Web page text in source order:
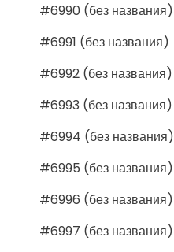
#6990 (без названия)
#6991 (без названия)
#6992 (без названия)
#6993 (без названия)
#6994 (без названия)
#6995 (без названия)
#6996 (без названия)
#6997 (без названия)